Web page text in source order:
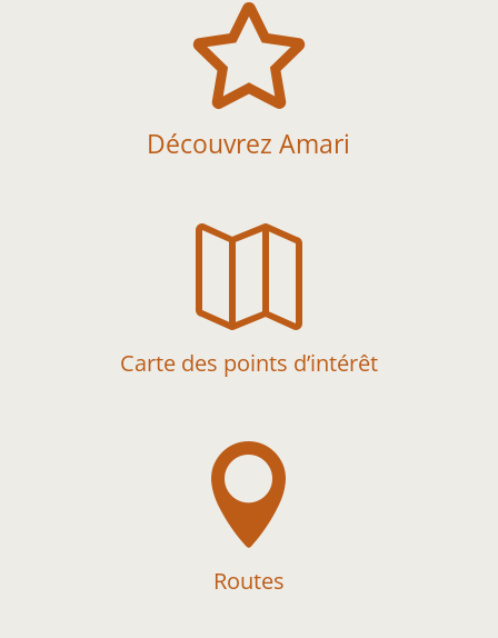

Découvrez Amari

Carte des points d’intérêt

Routes